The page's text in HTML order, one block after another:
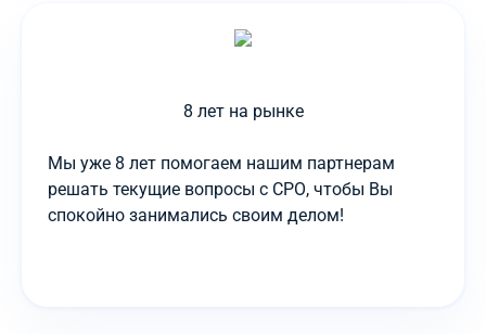
8 лет на рынке
Мы уже 8 лет помогаем нашим партнерам
решать текущие вопросы с СРО, чтобы Вы
спокойно занимались своим делом!